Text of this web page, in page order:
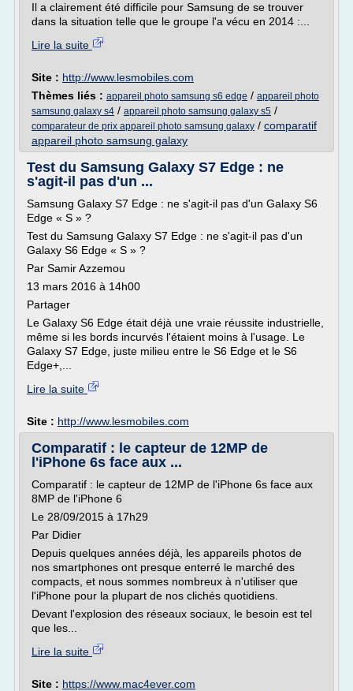
Il a clairement été difficile pour Samsung de se trouver
dans la situation telle que le groupe l'a vécu en 2014 :...
Lire la suite
Site : http://www.lesmobiles.com
Thèmes liés : appareil photo samsung s6 edge / appareil photo
samsung galaxy s4 / appareil photo samsung galaxy s5 /
comparateur de prix appareil photo samsung galaxy / comparatif
appareil photo samsung galaxy
Test du Samsung Galaxy S7 Edge : ne
s'agit-il pas d'un ...
Samsung Galaxy S7 Edge : ne s'agit-il pas d'un Galaxy S6
Edge « S » ?
Test du Samsung Galaxy S7 Edge : ne s'agit-il pas d'un
Galaxy S6 Edge « S » ?
Par Samir Azzemou
13 mars 2016 à 14h00
Partager
Le Galaxy S6 Edge était déjà une vraie réussite industrielle,
même si les bords incurvés l'étaient moins à l'usage. Le
Galaxy S7 Edge, juste milieu entre le S6 Edge et le S6
Edge+,...
Lire la suite
Site : http://www.lesmobiles.com
Comparatif : le capteur de 12MP de
l'iPhone 6s face aux ...
Comparatif : le capteur de 12MP de l'iPhone 6s face aux
8MP de l'iPhone 6
Le 28/09/2015 à 17h29
Par Didier
Depuis quelques années déjà, les appareils photos de
nos smartphones ont presque enterré le marché des
compacts, et nous sommes nombreux à n'utiliser que
l'iPhone pour la plupart de nos clichés quotidiens.
Devant l'explosion des réseaux sociaux, le besoin est tel
que les...
Lire la suite
Site : https://www.mac4ever.com